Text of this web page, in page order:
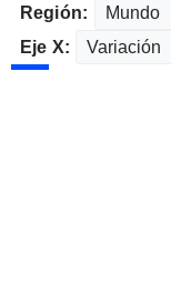
Región:
Eje X: